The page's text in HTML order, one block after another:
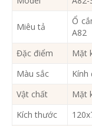
Miêu tả
Ổ
A82
Đặc điểm
Mặt
Màu sắc
Kính
Vật chất
Mặt
Kích thước